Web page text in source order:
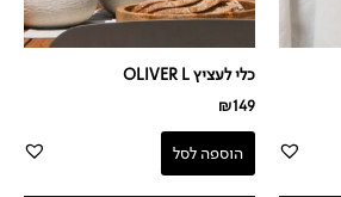
כלי לעציץ OLIVER L
₪149
הוספה לסל